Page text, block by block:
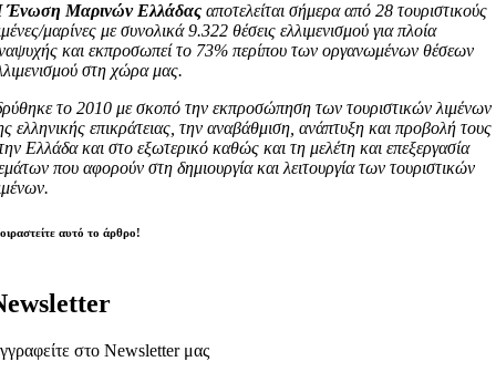
Ένωση Μαρινών Ελλάδας αποτελείται σήμερα από 28 τουριστικούς
μαρίνες με συνολικά 9.322 θέσεις ελλιμενισμού για πλοία
και εκπροσωπεί το 73% περίπου των οργανωμένων θέσεων
στη χώρα μας.
το 2010 με σκοπό την εκπροσώπηση των τουριστικών λιμένων
ελληνικής επικράτειας, την αναβάθμιση, ανάπτυξη και προβολή τους
Ελλάδα και στο εξωτερικό καθώς και τη μελέτη και επεξεργασία
που αφορούν στη δημιουργία και λειτουργία των τουριστικών
αυτό το άρθρο!
στο Newsletter μας